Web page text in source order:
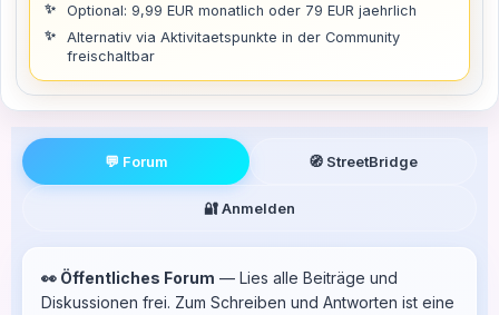
Optional: 9,99 EUR monatlich oder 79 EUR jaehrlich
Alternativ via Aktivitaetspunkte in der Community
freischaltbar
💬 Forum 🧭 StreetBridge
🔐 Anmelden
👀 Öffentliches Forum — Lies alle Beiträge und
Diskussionen frei. Zum Schreiben und Antworten ist eine